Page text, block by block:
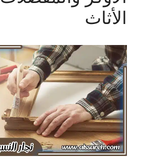
الأثاث